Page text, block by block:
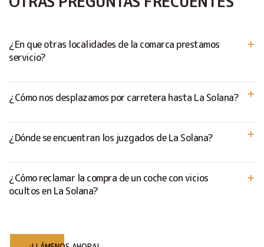
¿En que otras localidades de la comarca prestamos
servicio?
¿Cómo nos desplazamos por carretera hasta La Solana?
¿Dónde se encuentran los juzgados de La Solana?
¿Cómo reclamar la compra de un coche con vicios
ocultos en La Solana?